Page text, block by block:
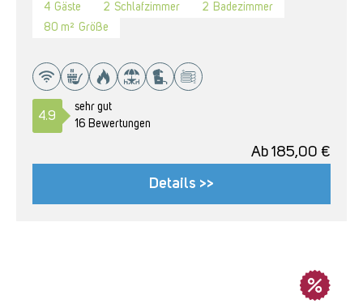
4 Gäste 2 Schlafzimmer 2 Badezimmer
80 m² Größe
4.9
sehr gut
16 Bewertungen
Ab 185,00 €
Details >>